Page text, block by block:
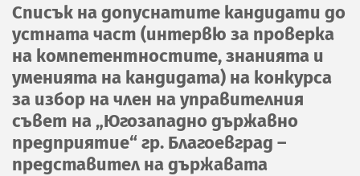
Списък на допуснатите кандидати до
устната част (интервю за проверка
на компетентностите, знанията и
уменията на кандидата) на конкурса
за избор на член на управителния
съвет на „Югозападно държавно
предприятие“ гр. Благоевград –
представител на държавата